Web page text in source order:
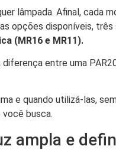
lâmpada. Afinal, cada
opções disponíveis,
(MR16 e MR11).
entre uma
e quando utilizá-las,
busca.
ampla e